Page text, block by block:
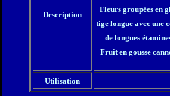
Description
Fleurs groupées en
tige longue avec une
de longues
Fruit en gousse
Utilisation